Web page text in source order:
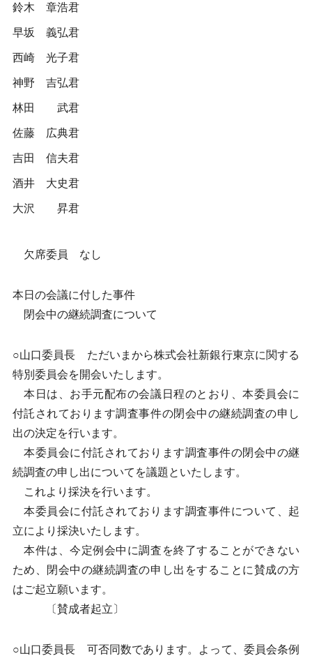
鈴木 章浩君
早坂 義弘君
西崎 光子君
神野 吉弘君
林田 武君
佐藤 広典君
吉田 信夫君
酒井 大史君
大沢 昇君
欠席委員 なし
本日の会議に付した事件
閉会中の継続調査について
○山口委員長 ただいまから株式会社新銀行東京に関する
特別委員会を開会いたします。
本日は、お手元配布の会議日程のとおり、本委員会に
付託されております調査事件の閉会中の継続調査の申し
出の決定を行います。
本委員会に付託されております調査事件の閉会中の継
続調査の申し出についてを議題といたします。
これより採決を行います。
本委員会に付託されております調査事件について、起
立により採決いたします。
本件は、今定例会中に調査を終了することができない
ため、閉会中の継続調査の申し出をすることに賛成の方
はご起立願います。
〔賛成者起立〕
○山口委員長 可否同数であります。よって、委員会条例